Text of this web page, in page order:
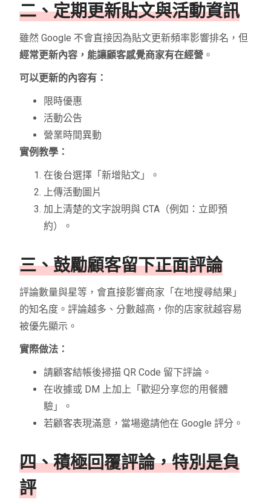
二、定期更新貼文與活動資訊
雖然 Google 不會直接因為貼文更新頻率影響排名，但
經常更新內容，能讓顧客感覺商家有在經營 。
可以更新的內容有：
限時優惠
活動公告
營業時間異動
實例教學：
在後台選擇「新增貼文」。
上傳活動圖片
加上清楚的文字說明與 CTA（例如：立即預
約）。
三、鼓勵顧客留下正面評論
評論數量與星等，會直接影響商家「在地搜尋結果」
的知名度。評論越多、分數越高，你的店家就越容易
被優先顯示。
實際做法：
請顧客結帳後掃描 QR Code 留下評論。
在收據或 DM 上加上「歡迎分享您的用餐體
驗」。
若顧客表現滿意，當場邀請他在 Google 評分。
四、積極回覆評論，特別是負
評